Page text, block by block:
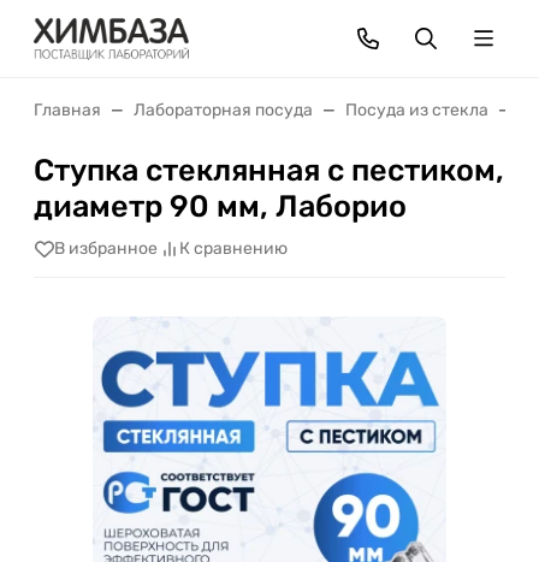
Главная Лабораторная посуда Посуда из стекла
Ступка стеклянная с пестиком,
диаметр 90 мм, Лаборио
В избранное К сравнению